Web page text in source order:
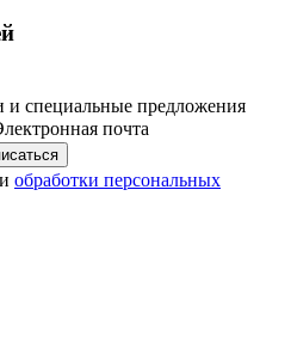
специальные предложения
почта
обработки персональных